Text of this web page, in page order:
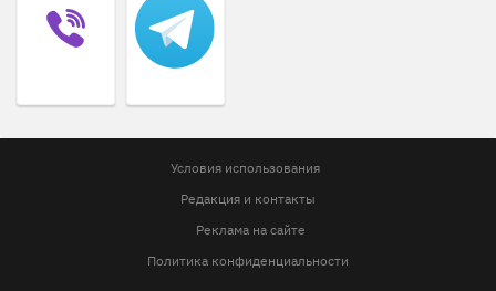
Условия использования
Редакция и контакты
Реклама на сайте
Политика конфиденциальности